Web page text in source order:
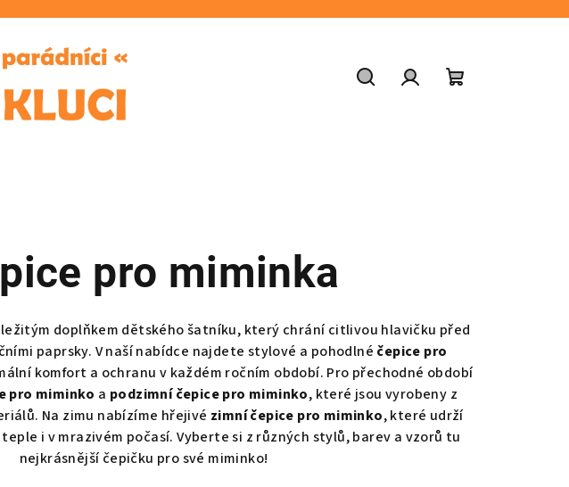
pro miminka
doplňkem dětského šatníku, který chrání citlivou hlavičku před
paprsky. V naší nabídce najdete stylové a pohodlné čepice pro
komfort a ochranu v každém ročním období. Pro přechodné období
pro miminko a podzimní čepice pro miminko, které jsou vyrobeny z
Na zimu nabízíme hřejivé zimní čepice pro miminko, které udrží
i v mrazivém počasí. Vyberte si z různých stylů, barev a vzorů tu
nejkrásnější čepičku pro své miminko!